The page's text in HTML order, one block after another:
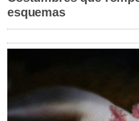
esquemas